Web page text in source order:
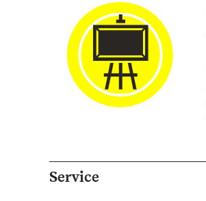
Service